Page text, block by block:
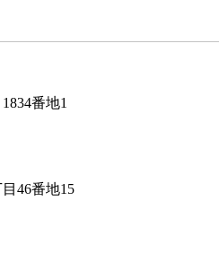
番地1
46番地15